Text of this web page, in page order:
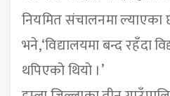
नियमित संचालनमा ल्याएका
भने,‘विद्यालयमा बन्द रहँदा
थपिएको थियो ।’